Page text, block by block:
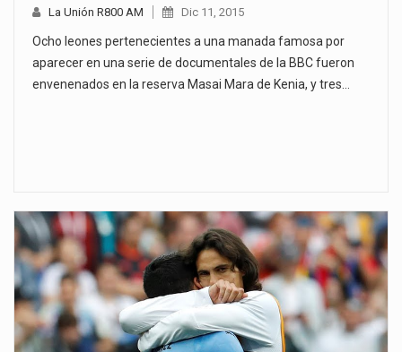
La Unión R800 AM Dic 11, 2015
Ocho leones pertenecientes a una manada famosa por
aparecer en una serie de documentales de la BBC fueron
envenenados en la reserva Masai Mara de Kenia, y tres…